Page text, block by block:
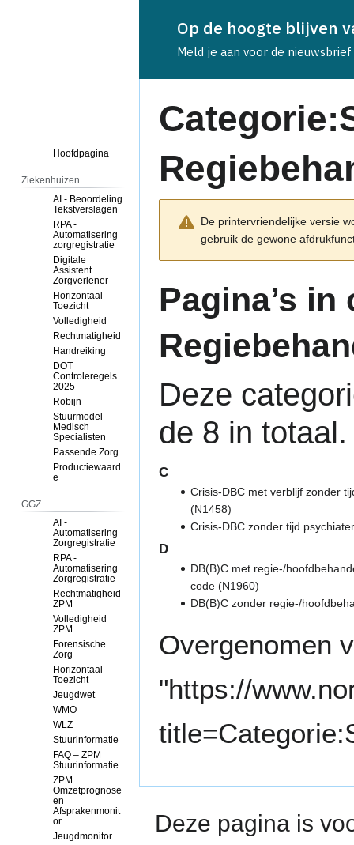
Categorie:
navigatie
springen
zoeken
springen
De printervriendelijke versie
gebruik de gewone
Pagina’s
Deze
de 8 in totaal.
C
Crisis-DBC met verblijf zonder
(N1458)
Crisis-DBC zonder tijd
D
DB(B)C met regie-/
code (N1960)
DB(B)C zonder regie-/
Overgenomen
"https://
Op de hoogte blijven
Meld je aan voor de nieuwsbrief
Nederlands
Hoofdpagina
Ziekenhuizen
AI - Beoordeling
Tekstverslagen
RPA -
Automatisering
zorgregistratie
Digitale
Assistent
Zorgverlener
Horizontaal
Toezicht
Volledigheid
Rechtmatigheid
Handreiking
DOT
Controleregels
2025
Robijn
Stuurmodel
Medisch
Specialisten
Passende Zorg
Productiewaard
e
GGZ
AI -
Automatisering
Zorgregistratie
RPA -
Automatisering
Zorgregistratie
Rechtmatigheid
ZPM
Volledigheid
ZPM
Forensische
Zorg
Horizontaal
Toezicht
Jeugdwet
WMO
WLZ
Stuurinformatie
FAQ – ZPM
Stuurinformatie
ZPM
Omzetprognose
en
Afsprakenmonit
or
Jeugdmonitor
Deze pagina is